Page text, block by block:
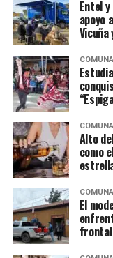
Entel
apoyo
Vicuña
Alto
como
El